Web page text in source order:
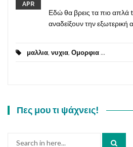
APR
Εδώ θα βρεις τα πιο
αναδείξουν την εξωτερική
μαλλια, νυχια, Ομορφια...
Πες μου τι ψάχνεις!